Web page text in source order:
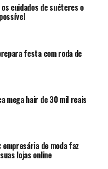
de muitas pessoas, sendo
as modelos. E para Sara
sempre amou a moda, e
absolutamente tudo.
de expressão, “então
é muito gratificante”
a diferença nessa área,
boa formação
com as causas
a cara do Brasil, poliglota,
cuidados de suéteres o
festa com roda de
mega hair de 30 mil reais
empresária de moda faz
lojas online